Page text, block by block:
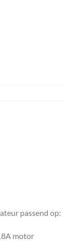
passend op:
motor